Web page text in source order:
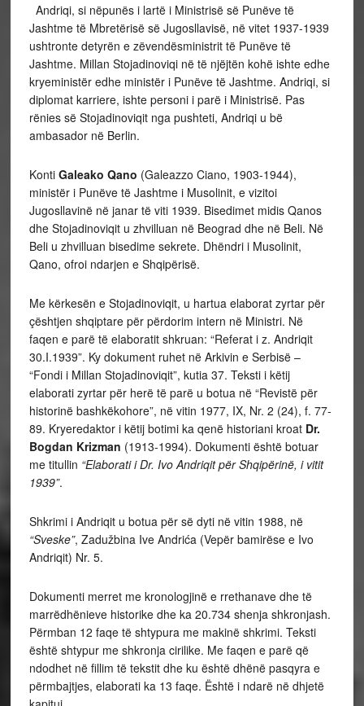
Andriqi, si nëpunës i lartë i Ministrisë së Punëve të
Jashtme të Mbretërisë së Jugosllavisë, në vitet 1937-1939
ushtronte detyrën e zëvendësministrit të Punëve të
Jashtme. Millan Stojadinoviqi në të njëjtën kohë ishte edhe
kryeministër edhe ministër i Punëve të Jashtme. Andriqi, si
diplomat karriere, ishte personi i parë i Ministrisë. Pas
rënies së Stojadinoviqit nga pushteti, Andriqi u bë
ambasador në Berlin.
Konti Galeako Qano (Galeazzo Ciano, 1903-1944),
ministër i Punëve të Jashtme i Musolinit, e vizitoi
Jugosllavinë në janar të viti 1939. Bisedimet midis Qanos
dhe Stojadinoviqit u zhvilluan në Beograd dhe në Beli. Në
Beli u zhvilluan bisedime sekrete. Dhëndri i Musolinit,
Qano, ofroi ndarjen e Shqipërisë.
Me kërkesën e Stojadinoviqit, u hartua elaborat zyrtar për
çështjen shqiptare për përdorim intern në Ministri. Në
faqen e parë të elaboratit shkruan: “Referat i z. Andriqit
30.I.1939”. Ky dokument ruhet në Arkivin e Serbisë –
“Fondi i Millan Stojadinoviqit”, kutia 37. Teksti i këtij
elaborati zyrtar për herë të parë u botua në “Revistë për
historinë bashkëkohore”, në vitin 1977, IX, Nr. 2 (24), f. 77-
89. Kryeredaktor i këtij botimi ka qenë historiani kroat Dr.
Bogdan Krizman (1913-1994). Dokumenti është botuar
me titullin “Elaborati i Dr. Ivo Andriqit për Shqipërinë, i vitit
1939”.
Shkrimi i Andriqit u botua për së dyti në vitin 1988, në
“Sveske”, Zadužbina Ive Andrića (Vepër bamirëse e Ivo
Andriqit) Nr. 5.
Dokumenti merret me kronologjinë e rrethanave dhe të
marrëdhënieve historike dhe ka 20.734 shenja shkronjash.
Përmban 12 faqe të shtypura me makinë shkrimi. Teksti
është shtypur me shkronja cirilike. Me faqen e parë që
ndodhet në fillim të tekstit dhe ku është dhënë pasqyra e
përmbajtjes, elaborati ka 13 faqe. Është i ndarë në dhjetë